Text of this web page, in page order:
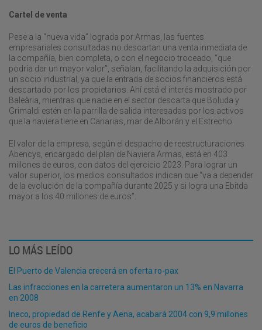
Cartel de venta
Pese a la “nueva vida” lograda por Armas, las fuentes
empresariales consultadas no descartan una venta inmediata de
la compañía, bien completa, o con el negocio troceado, “que
podría dar un mayor valor”, señalan, facilitando la adquisición por
un socio industrial, ya que la entrada de socios financieros está
descartado por los propietarios. Ahí está el interés mostrado por
Baleària, mientras que nadie en el sector descarta que Boluda y
Grimaldi estén en la parrilla de salida interesadas por los activos
que la naviera tiene en Canarias, mar de Alborán y el Estrecho.
El valor de la empresa, según el despacho de reestructuraciones
Abencys, encargado del plan de Naviera Armas, está en 403
millones de euros, con datos del ejercicio 2023. Para lograr un
valor superior, los medios consultados indican que “va a depender
de la evolución de la compañía durante 2025 y si logra una Ebitda
mayor a los 40 millones de euros”.
LO MÁS LEÍDO
El Puerto de Valencia crecerá en oferta ro-pax
Las infracciones en la carretera aumentaron un 13% en Navarra
en 2008
Ineco, propiedad de Renfe y Aena, acabará 2004 con 9,9 millones
de euros de beneficio